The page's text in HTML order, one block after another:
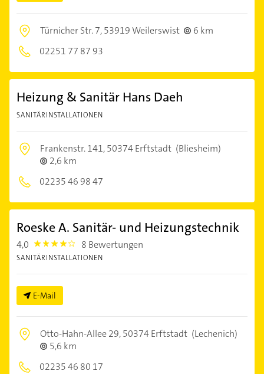
Türnicher Str. 7,53919 Weilerswist
6 km
02251 77 87 93
Heizung & Sanitär Hans Daeh
SANITÄRINSTALLATIONEN
Frankenstr. 141,50374 Erftstadt (Bliesheim)
2,6 km
02235 46 98 47
Roeske A. Sanitär- und Heizungstechnik
4,0 4.0 8 Bewertungen
SANITÄRINSTALLATIONEN
E-Mail
Otto-Hahn-Allee 29,50374 Erftstadt (Lechenich)
5,6 km
02235 46 80 17